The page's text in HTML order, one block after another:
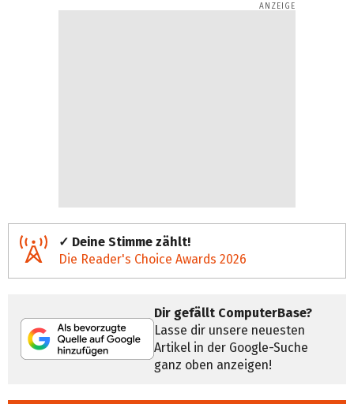
✓ Deine Stimme zählt!
Die Reader's Choice Awards 2026
Dir gefällt ComputerBase?
Lasse dir unsere neuesten
Artikel in der Google-Suche
ganz oben anzeigen!